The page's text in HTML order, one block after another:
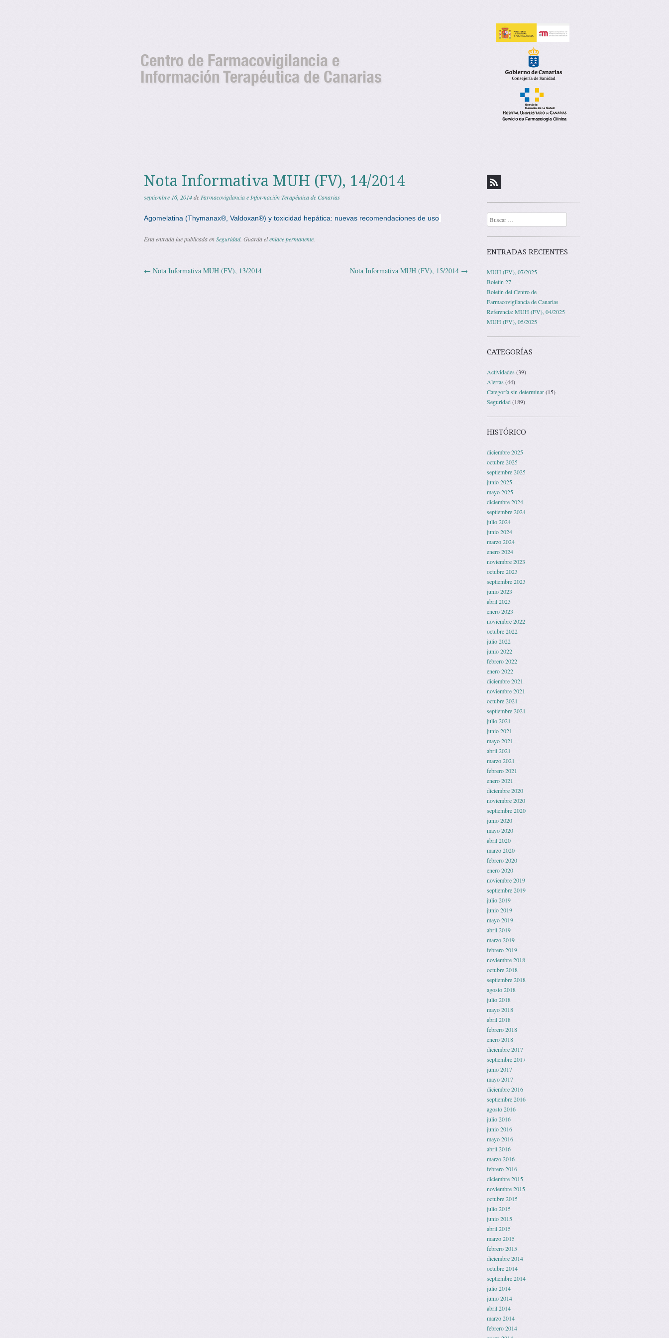
Noticias del Centro de Farmacovigilancia de
Nota Informativa MUH (FV), 14/2014
septiembre 16, 2014de Farmacovigilancia e Información Terapéutica de Canarias
Agomelatina (Thymanax®, Valdoxan®) y toxicidad hepática: nuevas recomendaciones de uso
Esta entrada fue publicada enSeguridad. Guarda elenlace permanente.
Navegación de entradas
← Nota Informativa MUH (FV), 13/2014 Nota Informativa MUH (FV), 15/2014 →
Buscar
ENTRADAS RECIENTES
MUH (FV), 07/2025
Boletin 27
Boletin del Centro de
Farmacovigilancia de Canarias
Referencia: MUH (FV), 04/2025
MUH (FV), 05/2025
CATEGORÍAS
Actividades(39)
Alertas(44)
Categoría sin determinar(15)
Seguridad(189)
HISTÓRICO
diciembre 2025
octubre 2025
septiembre 2025
junio 2025
mayo 2025
diciembre 2024
septiembre 2024
julio 2024
junio 2024
marzo 2024
enero 2024
noviembre 2023
octubre 2023
septiembre 2023
junio 2023
abril 2023
enero 2023
noviembre 2022
octubre 2022
julio 2022
junio 2022
febrero 2022
enero 2022
diciembre 2021
noviembre 2021
octubre 2021
septiembre 2021
julio 2021
junio 2021
mayo 2021
abril 2021
marzo 2021
febrero 2021
enero 2021
diciembre 2020
noviembre 2020
septiembre 2020
junio 2020
mayo 2020
abril 2020
marzo 2020
febrero 2020
enero 2020
noviembre 2019
septiembre 2019
julio 2019
junio 2019
mayo 2019
abril 2019
marzo 2019
febrero 2019
noviembre 2018
octubre 2018
septiembre 2018
agosto 2018
julio 2018
mayo 2018
abril 2018
febrero 2018
enero 2018
diciembre 2017
septiembre 2017
junio 2017
mayo 2017
diciembre 2016
septiembre 2016
agosto 2016
julio 2016
junio 2016
mayo 2016
abril 2016
marzo 2016
febrero 2016
diciembre 2015
noviembre 2015
octubre 2015
julio 2015
junio 2015
abril 2015
marzo 2015
febrero 2015
diciembre 2014
octubre 2014
septiembre 2014
julio 2014
junio 2014
abril 2014
marzo 2014
febrero 2014